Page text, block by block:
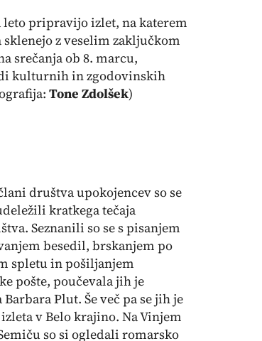
leto pripravijo izlet, na katerem
z veselim zaključkom
srečanja ob 8. marcu,
kulturnih in zgodovinskih
Tone Zdolšek)
društva upokojencev so se
kratkega tečaja
Seznanili so se s pisanjem
besedil, brskanjem po
spletu in pošiljanjem
pošte, poučevala jih je
Plut. Še več pa se jih je
v Belo krajino. Na Vinjem
so si ogledali romarsko